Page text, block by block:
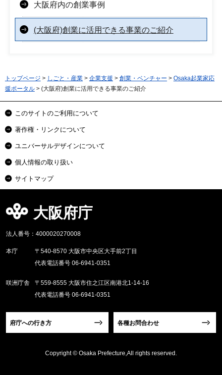
大阪府内の創業事例
(大阪府)創業に活用できる事業のご紹介
トップページ > しごと・産業 > 企業支援 > 創業・ベンチャー > Osaka起業家応
援ポータル > (大阪府)創業に活用できる事業のご紹介
このサイトのご利用について
著作権・リンクについて
ユニバーサルデザインについて
個人情報の取り扱い
サイトマップ
大阪府庁
法人番号：4000020270008
本庁
〒540-8570 大阪市中央区大手前2丁目
代表電話番号 06-6941-0351
咲洲庁舎
〒559-8555 大阪市住之江区南港北1-14-16
代表電話番号 06-6941-0351
府庁への行き方 各種お問合わせ
Copyright © Osaka Prefecture,All rights reserved.